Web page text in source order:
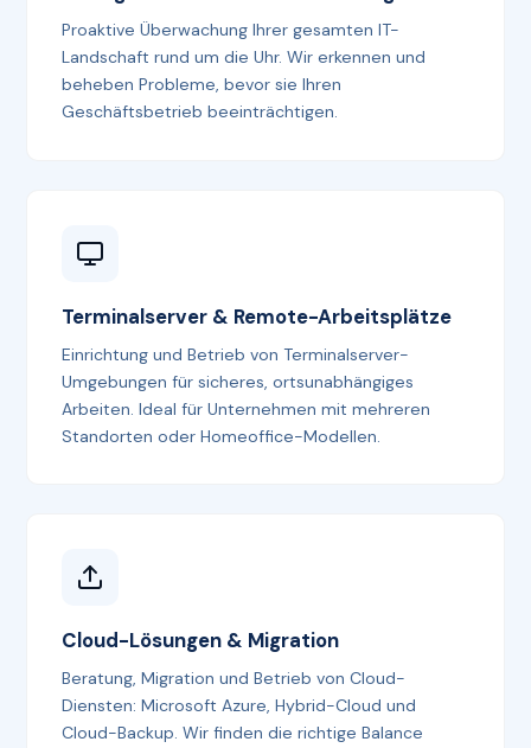
Proaktive Überwachung Ihrer gesamten IT-
Landschaft rund um die Uhr. Wir erkennen und
beheben Probleme, bevor sie Ihren
Geschäftsbetrieb beeinträchtigen.
Terminalserver & Remote-Arbeitsplätze
Einrichtung und Betrieb von Terminalserver-
Umgebungen für sicheres, ortsunabhängiges
Arbeiten. Ideal für Unternehmen mit mehreren
Standorten oder Homeoffice-Modellen.
Cloud-Lösungen & Migration
Beratung, Migration und Betrieb von Cloud-
Diensten: Microsoft Azure, Hybrid-Cloud und
Cloud-Backup. Wir finden die richtige Balance